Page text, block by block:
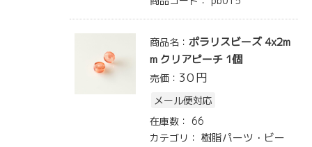
商品名：ポラリスビーズ 4x2m
m クリアピーチ 1個
売価： 30円
メール便対応
在庫数： 66
カテゴリ： 樹脂パーツ・ビー